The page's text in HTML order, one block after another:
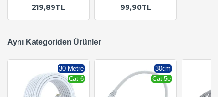
219,89TL 99,90TL
Aynı Kategoriden Ürünler
30 Metre
Cat 6
30cm
Cat 5e